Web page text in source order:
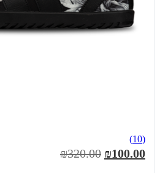
(10)
₪100.00
₪320.00